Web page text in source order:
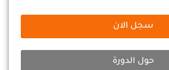
سجل الان
حول الدورة